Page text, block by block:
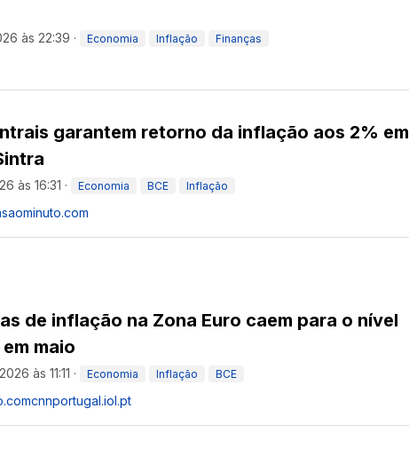
às 22:39 · Economia Inflação Finanças
garantem retorno da inflação aos 2% em
às 16:31 · Economia BCE Inflação
de inflação na Zona Euro caem para o nível
maio
às 11:11 · Economia Inflação BCE
cnnportugal.iol.pt